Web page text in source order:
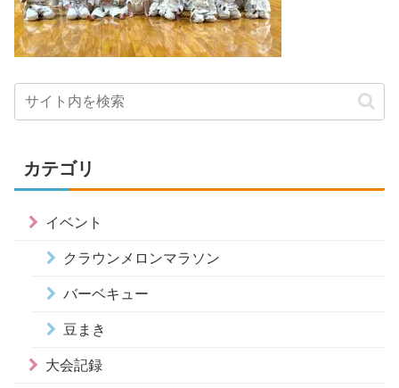
カテゴリ
イベント
クラウンメロンマラソン
バーベキュー
豆まき
大会記録